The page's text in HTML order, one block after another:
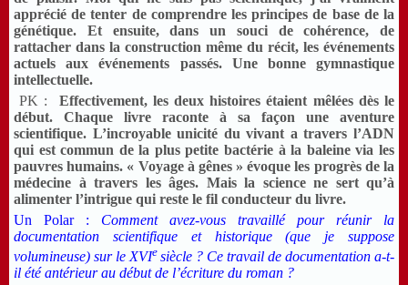
apprécié de tenter de comprendre les principes de base de la
génétique. Et ensuite, dans un souci de cohérence, de
rattacher dans la construction même du récit, les événements
actuels aux événements passés. Une bonne gymnastique
intellectuelle.
PK : Effectivement, les deux histoires étaient mêlées dès le
début. Chaque livre raconte à sa façon une aventure
scientifique. L’incroyable unicité du vivant a travers l’ADN
qui est commun de la plus petite bactérie à la baleine via les
pauvres humains. « Voyage à gênes » évoque les progrès de la
médecine à travers les âges. Mais la science ne sert qu’à
alimenter l’intrigue qui reste le fil conducteur du livre.
Un Polar : Comment avez-vous travaillé pour réunir la
documentation scientifique et historique (que je suppose
volumineuse) sur le XVIe siècle ? Ce travail de documentation a-t-
il été antérieur au début de l’écriture du roman ?